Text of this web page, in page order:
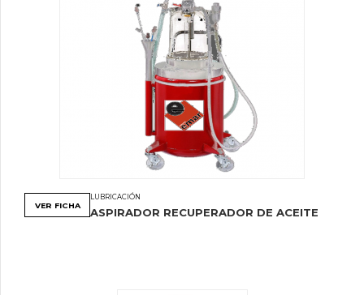
LUBRICACIÓN
ASPIRADOR RECUPERADOR DE ACEITE
VER FICHA